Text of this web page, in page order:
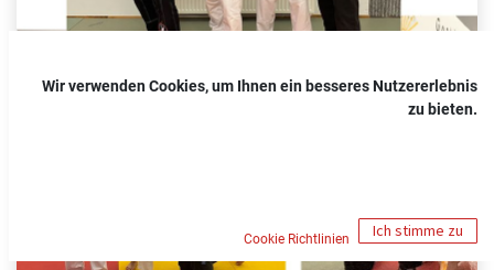
Wir verwenden Cookies, um Ihnen ein besseres Nutzererlebnis
zu bieten.
Cookie Richtlinien Ich stimme zu